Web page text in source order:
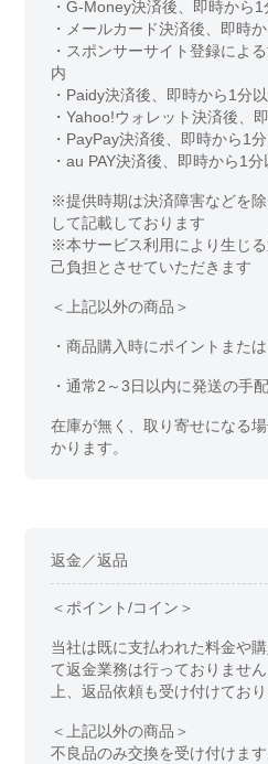
・G-Money決済後、即時から1
・メールカード決済後、即時
・スポンサーサイト登録によ
内
・Paidy決済後、即時から1分
・Yahoo!ウォレット決済後、
・PayPay決済後、即時から1
・au PAY決済後、即時から1分
※提供時期は決済障害などを
して記載しております
※本サービス利用により生じ
己負担とさせていただきます
＜上記以外の商品＞
・商品購入時にポイントまた
・通常2～3日以内に発送の手
在庫が無く、取り寄せになる
かります。
返金／返品
＜ポイント/コイン＞
当社は既に支払われた料金や
て返金業務は行っておりませ
上、返品依頼も受け付けており
＜上記以外の商品＞
不良品のみ交換を受け付けます